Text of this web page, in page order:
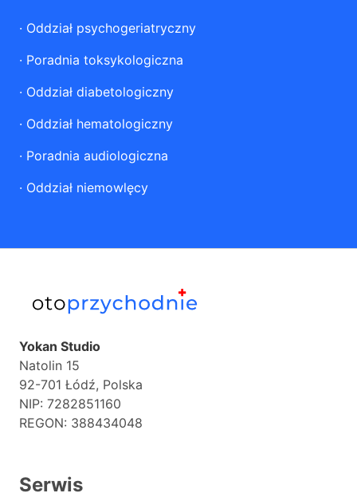
· Oddział psychogeriatryczny
· Poradnia toksykologiczna
· Oddział diabetologiczny
· Oddział hematologiczny
· Poradnia audiologiczna
· Oddział niemowlęcy
Yokan Studio
Natolin 15
92-701 Łódź, Polska
NIP: 7282851160
REGON: 388434048
Serwis